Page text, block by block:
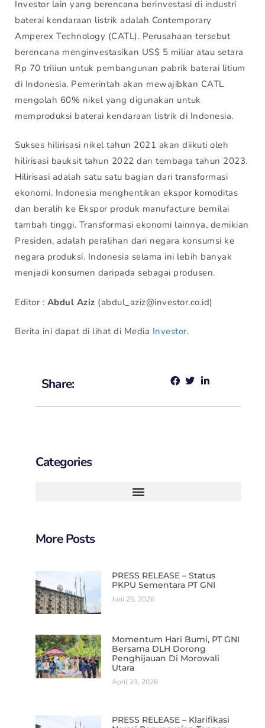
Investor lain yang berencana berinvestasi di industri
baterai kendaraan listrik adalah Contemporary
Amperex Technology (CATL). Perusahaan tersebut
berencana menginvestasikan US$ 5 miliar atau setara
Rp 70 triliun untuk pembangunan pabrik baterai litium
di Indonesia. Pemerintah akan mewajibkan CATL
mengolah 60% nikel yang digunakan untuk
memproduksi baterai kendaraan listrik di Indonesia.
Sukses hilirisasi nikel tahun 2021 akan diikuti oleh
hilirisasi bauksit tahun 2022 dan tembaga tahun 2023.
Hilirisasi adalah satu satu bagian dari transformasi
ekonomi. Indonesia menghentikan ekspor komoditas
dan beralih ke Ekspor produk manufacture bernilai
tambah tinggi. Transformasi ekonomi lainnya, demikian
Presiden, adalah peralihan dari negara konsumsi ke
negara produksi. Indonesia selama ini lebih banyak
menjadi konsumen daripada sebagai produsen.
Editor : Abdul Aziz (abdul_aziz@investor.co.id)
Berita ini dapat di lihat di Media Investor.
Share:
Categories
More Posts
PRESS RELEASE – Status
PKPU Sementara PT GNI
Juni 25, 2026
Momentum Hari Bumi, PT GNI
Bersama DLH Dorong
Penghijauan Di Morowali
Utara
April 23, 2026
PRESS RELEASE – Klarifikasi